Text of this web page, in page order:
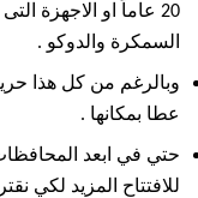
20 عاماً او الاجهزة
السمكرة والدوكو .
وبالرغم من كل هذا
عطا بمكانها .
للافتتاح المزيد لكي